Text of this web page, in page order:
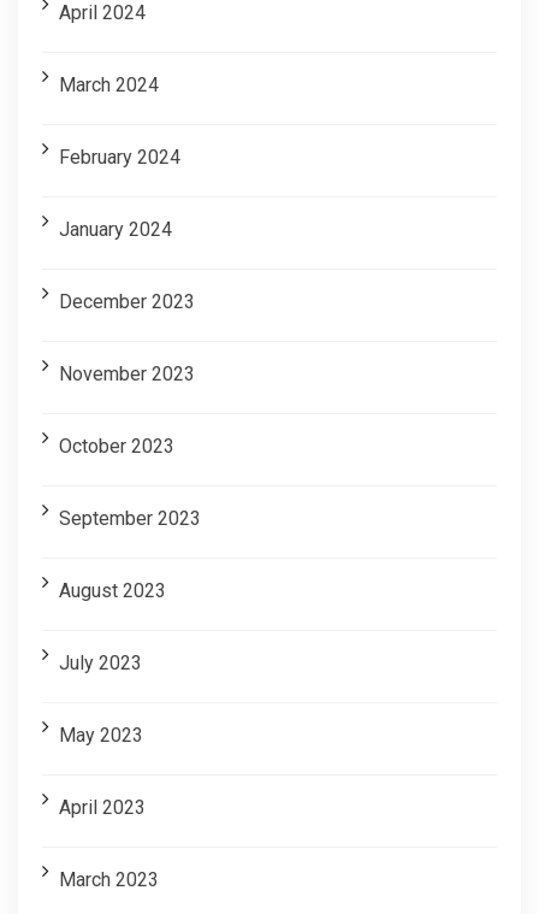
April 2024
March 2024
February 2024
January 2024
December 2023
November 2023
October 2023
September 2023
August 2023
July 2023
May 2023
April 2023
March 2023